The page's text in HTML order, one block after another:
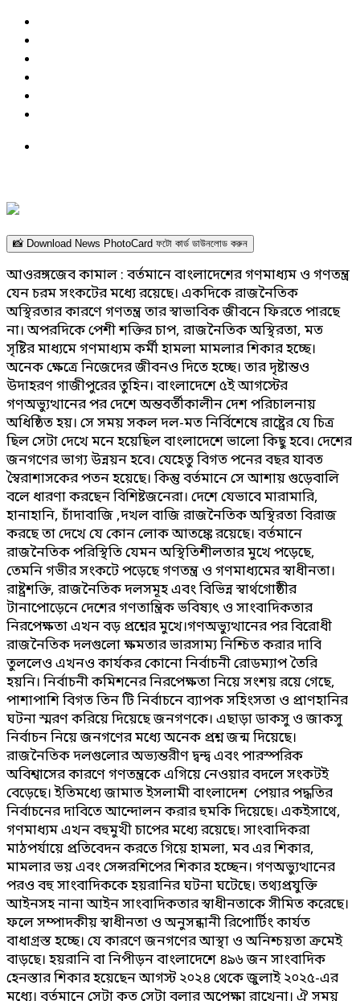
📸 Download News PhotoCard ফটো কার্ড ডাউনলোড করুন
আওরঙ্গজেব কামাল : বর্তমানে বাংলাদেশের গণমাধ্যম ও গণতন্ত্র
যেন চরম সংকটের মধ্যে রয়েছে। একদিকে রাজনৈতিক
অস্থিরতার কারণে গণতন্ত্র তার স্বাভাবিক জীবনে ফিরতে পারছে
না। অপরদিকে পেশী শক্তির চাপ, রাজনৈতিক অস্থিরতা, মত
সৃষ্টির মাধ্যমে গণমাধ্যম কর্মী হামলা মামলার শিকার হচ্ছে।
অনেক ক্ষেত্রে নিজেদের জীবনও দিতে হচ্ছে। তার দৃষ্টান্তও
উদাহরণ গাজীপুরের তুহিন। বাংলাদেশে ৫ই আগস্টের
গণঅভ্যুত্থানের পর দেশে অন্তবর্তীকালীন দেশ পরিচালনায়
অধিষ্ঠিত হয়। সে সময় সকল দল-মত নির্বিশেষে রাষ্ট্রের যে চিত্র
ছিল সেটা দেখে মনে হয়েছিল বাংলাদেশে ভালো কিছু হবে। দেশের
জনগণের ভাগ্য উন্নয়ন হবে। যেহেতু বিগত পনের বছর যাবত
স্বৈরাশাসকের পতন হয়েছে। কিন্তু বর্তমানে সে আশায় গুড়েবালি
বলে ধারণা করছেন বিশিষ্টজনেরা। দেশে যেভাবে মারামারি,
হানাহানি, চাঁদাবাজি ,দখল বাজি রাজনৈতিক অস্থিরতা বিরাজ
করছে তা দেখে যে কোন লোক আতঙ্কে রয়েছে। বর্তমানে
রাজনৈতিক পরিস্থিতি যেমন অস্থিতিশীলতার মুখে পড়েছে,
তেমনি গভীর সংকটে পড়েছে গণতন্ত্র ও গণমাধ্যমের স্বাধীনতা।
রাষ্ট্রশক্তি, রাজনৈতিক দলসমূহ এবং বিভিন্ন স্বার্থগোষ্ঠীর
টানাপোড়েনে দেশের গণতান্ত্রিক ভবিষ্যৎ ও সাংবাদিকতার
নিরপেক্ষতা এখন বড় প্রশ্নের মুখে।গণঅভ্যুত্থানের পর বিরোধী
রাজনৈতিক দলগুলো ক্ষমতার ভারসাম্য নিশ্চিত করার দাবি
তুললেও এখনও কার্যকর কোনো নির্বাচনী রোডম্যাপ তৈরি
হয়নি। নির্বাচনী কমিশনের নিরপেক্ষতা নিয়ে সংশয় রয়ে গেছে,
পাশাপাশি বিগত তিন টি নির্বাচনে ব্যাপক সহিংসতা ও প্রাণহানির
ঘটনা স্মরণ করিয়ে দিয়েছে জনগণকে। এছাড়া ডাকসু ও জাকসু
নির্বাচন নিয়ে জনগণের মধ্যে অনেক প্রশ্ন জন্ম দিয়েছে।
রাজনৈতিক দলগুলোর অভ্যন্তরীণ দ্বন্দ্ব এবং পারস্পরিক
অবিশ্বাসের কারণে গণতন্ত্রকে এগিয়ে নেওয়ার বদলে সংকটই
বেড়েছে। ইতিমধ্যে জামাত ইসলামী বাংলাদেশ পেয়ার পদ্ধতির
নির্বাচনের দাবিতে আন্দোলন করার হুমকি দিয়েছে। একইসাথে,
গণমাধ্যম এখন বহুমুখী চাপের মধ্যে রয়েছে। সাংবাদিকরা
মাঠপর্যায়ে প্রতিবেদন করতে গিয়ে হামলা, মব এর শিকার,
মামলার ভয় এবং সেন্সরশিপের শিকার হচ্ছেন। গণঅভ্যুত্থানের
পরও বহু সাংবাদিককে হয়রানির ঘটনা ঘটেছে। তথ্যপ্রযুক্তি
আইনসহ নানা আইন সাংবাদিকতার স্বাধীনতাকে সীমিত করেছে।
ফলে সম্পাদকীয় স্বাধীনতা ও অনুসন্ধানী রিপোর্টিং কার্যত
বাধাগ্রস্ত হচ্ছে। যে কারণে জনগণের আস্থা ও অনিশ্চয়তা ক্রমেই
বাড়ছে। হয়রানি বা নিপীড়ন বাংলাদেশে ৪৯৬ জন সাংবাদিক
হেনস্তার শিকার হয়েছেন আগস্ট ২০২৪ থেকে জুলাই ২০২৫-এর
মধ্যে। বর্তমানে সেটা কত সেটা বলার অপেক্ষা রাখেনা। ঐ সময়